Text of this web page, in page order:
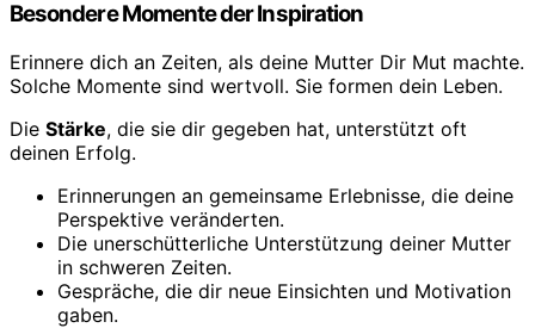
Besondere Momente der Inspiration
Erinnere dich an Zeiten, als deine Mutter Dir Mut machte.
Solche Momente sind wertvoll. Sie formen dein Leben.
Die Stärke, die sie dir gegeben hat, unterstützt oft
deinen Erfolg.
Erinnerungen an gemeinsame Erlebnisse, die deine
Perspektive veränderten.
Die unerschütterliche Unterstützung deiner Mutter
in schweren Zeiten.
Gespräche, die dir neue Einsichten und Motivation
gaben.